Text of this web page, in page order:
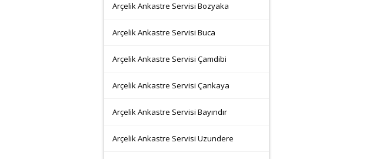
Arçelik Ankastre Servisi Bozyaka
Arçelik Ankastre Servisi Buca
Arçelik Ankastre Servisi Çamdibi
Arçelik Ankastre Servisi Çankaya
Arçelik Ankastre Servisi Bayındır
Arçelik Ankastre Servisi Uzundere